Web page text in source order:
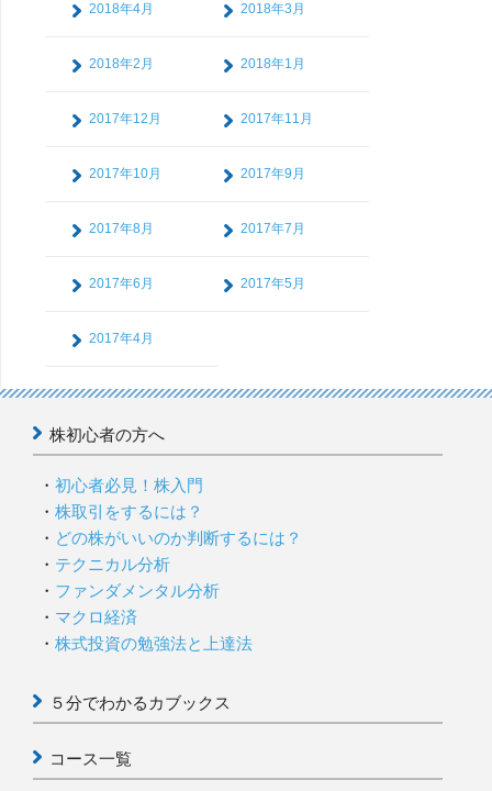
2018年4月 2018年3月
2018年2月 2018年1月
2017年12月 2017年11月
2017年10月 2017年9月
2017年8月 2017年7月
2017年6月 2017年5月
2017年4月
株初心者の方へ
初心者必見！株入門
株取引をするには？
どの株がいいのか判断するには？
テクニカル分析
ファンダメンタル分析
マクロ経済
株式投資の勉強法と上達法
５分でわかるカブックス
コース一覧